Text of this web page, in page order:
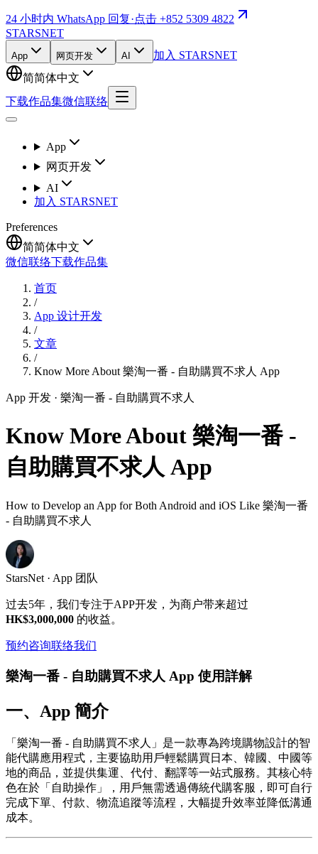
24 小时内 WhatsApp 回复·点击 +852 5309 4822
STARSNET
App 网页开发 AI
加入 STARSNET
简简体中文
下载作品集微信联络
App
网页开发
AI
加入 STARSNET
Preferences
简简体中文
微信联络下载作品集
首页
/
App 设计开发
/
文章
/
Know More About 樂淘一番 - 自助購買不求人 App
App 开发 · 樂淘一番 - 自助購買不求人
Know More About 樂淘一番 -
自助購買不求人 App
How to Develop an App for Both Android and iOS Like 樂淘一番
- 自助購買不求人
StarsNet · App 团队
过去5年，我们专注于APP开发，为商户带来超过
HK$3,000,000 的收益。
预约咨询联络我们
樂淘一番 - 自助購買不求人 App 使用詳解
一、App 簡介
「樂淘一番 - 自助購買不求人」是一款專為跨境購物設計的智
能代購應用程式，主要協助用戶輕鬆購買日本、韓國、中國等
地的商品，並提供集運、代付、翻譯等一站式服務。其核心特
色在於「自助操作」，用戶無需透過傳統代購客服，即可自行
完成下單、付款、物流追蹤等流程，大幅提升效率並降低溝通
成本。